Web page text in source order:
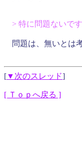
> 特に問題ないで
問題は、無いとは
[▼次のスレッド]
[ Ｔｏｐへ戻る ]